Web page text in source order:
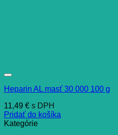
Heparin AL masť 30 000 100 g
11,49 € s DPH
Pridať do košíka
Kategórie